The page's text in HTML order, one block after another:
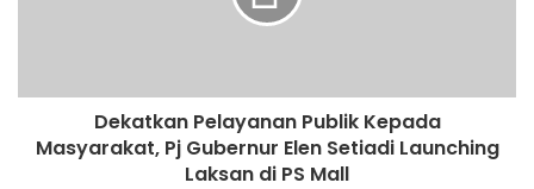
Dekatkan Pelayanan Publik Kepada
Masyarakat, Pj Gubernur Elen Setiadi Launching
Laksan di PS Mall